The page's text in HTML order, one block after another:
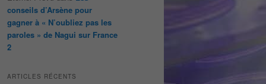
conseils d’Arsène pour
gagner à « N’oubliez pas les
paroles » de Nagui sur France
2
ARTICLES RÉCENTS